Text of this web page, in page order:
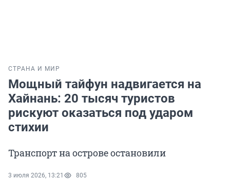
СТРАНА И МИР
Мощный тайфун надвигается на
Хайнань: 20 тысяч туристов
рискуют оказаться под ударом
стихии
Транспорт на острове остановили
3 июля 2026, 13:21 805